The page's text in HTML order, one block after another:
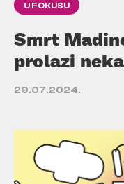
U FOKUSU
Smrt
prolazi
29.07.2024.